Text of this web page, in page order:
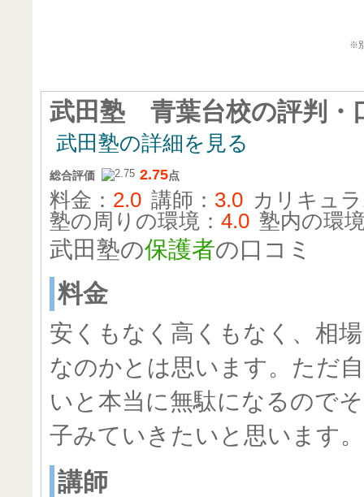
※
武田塾 青葉台校の評判・
武田塾の詳細を見る
総合評価 2.75点
料金： 2.0 講師： 3.0 カリキュ
塾の周りの環境： 4.0 塾内の環
武田塾の保護者の口コミ
料金
安くもなく高くもなく、相
なのかとは思います。ただ
いと本当に無駄になるので
子みていきたいと思います。
講師